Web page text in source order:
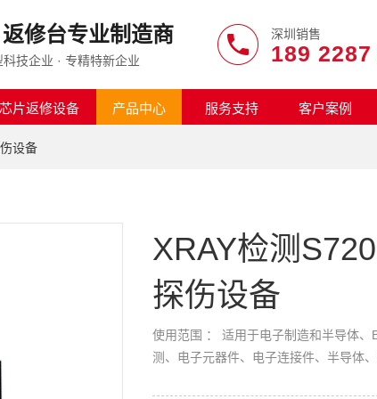
修台专业制造商
技企业 · 专精特新企业
深圳销售
189 2287
片返修设备 产品中心 服务支持 客户案例
设备
XRAY检测
探伤设备
使用范围 ： 适用于电子制造和半导体
测、电子元器件、电子连接件、半导体、